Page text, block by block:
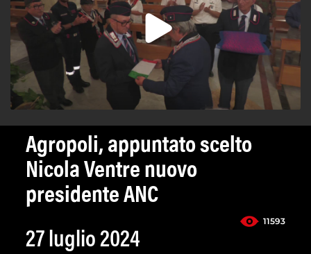
Agropoli, appuntato scelto
Nicola Ventre nuovo
presidente ANC
11593
27 luglio 2024